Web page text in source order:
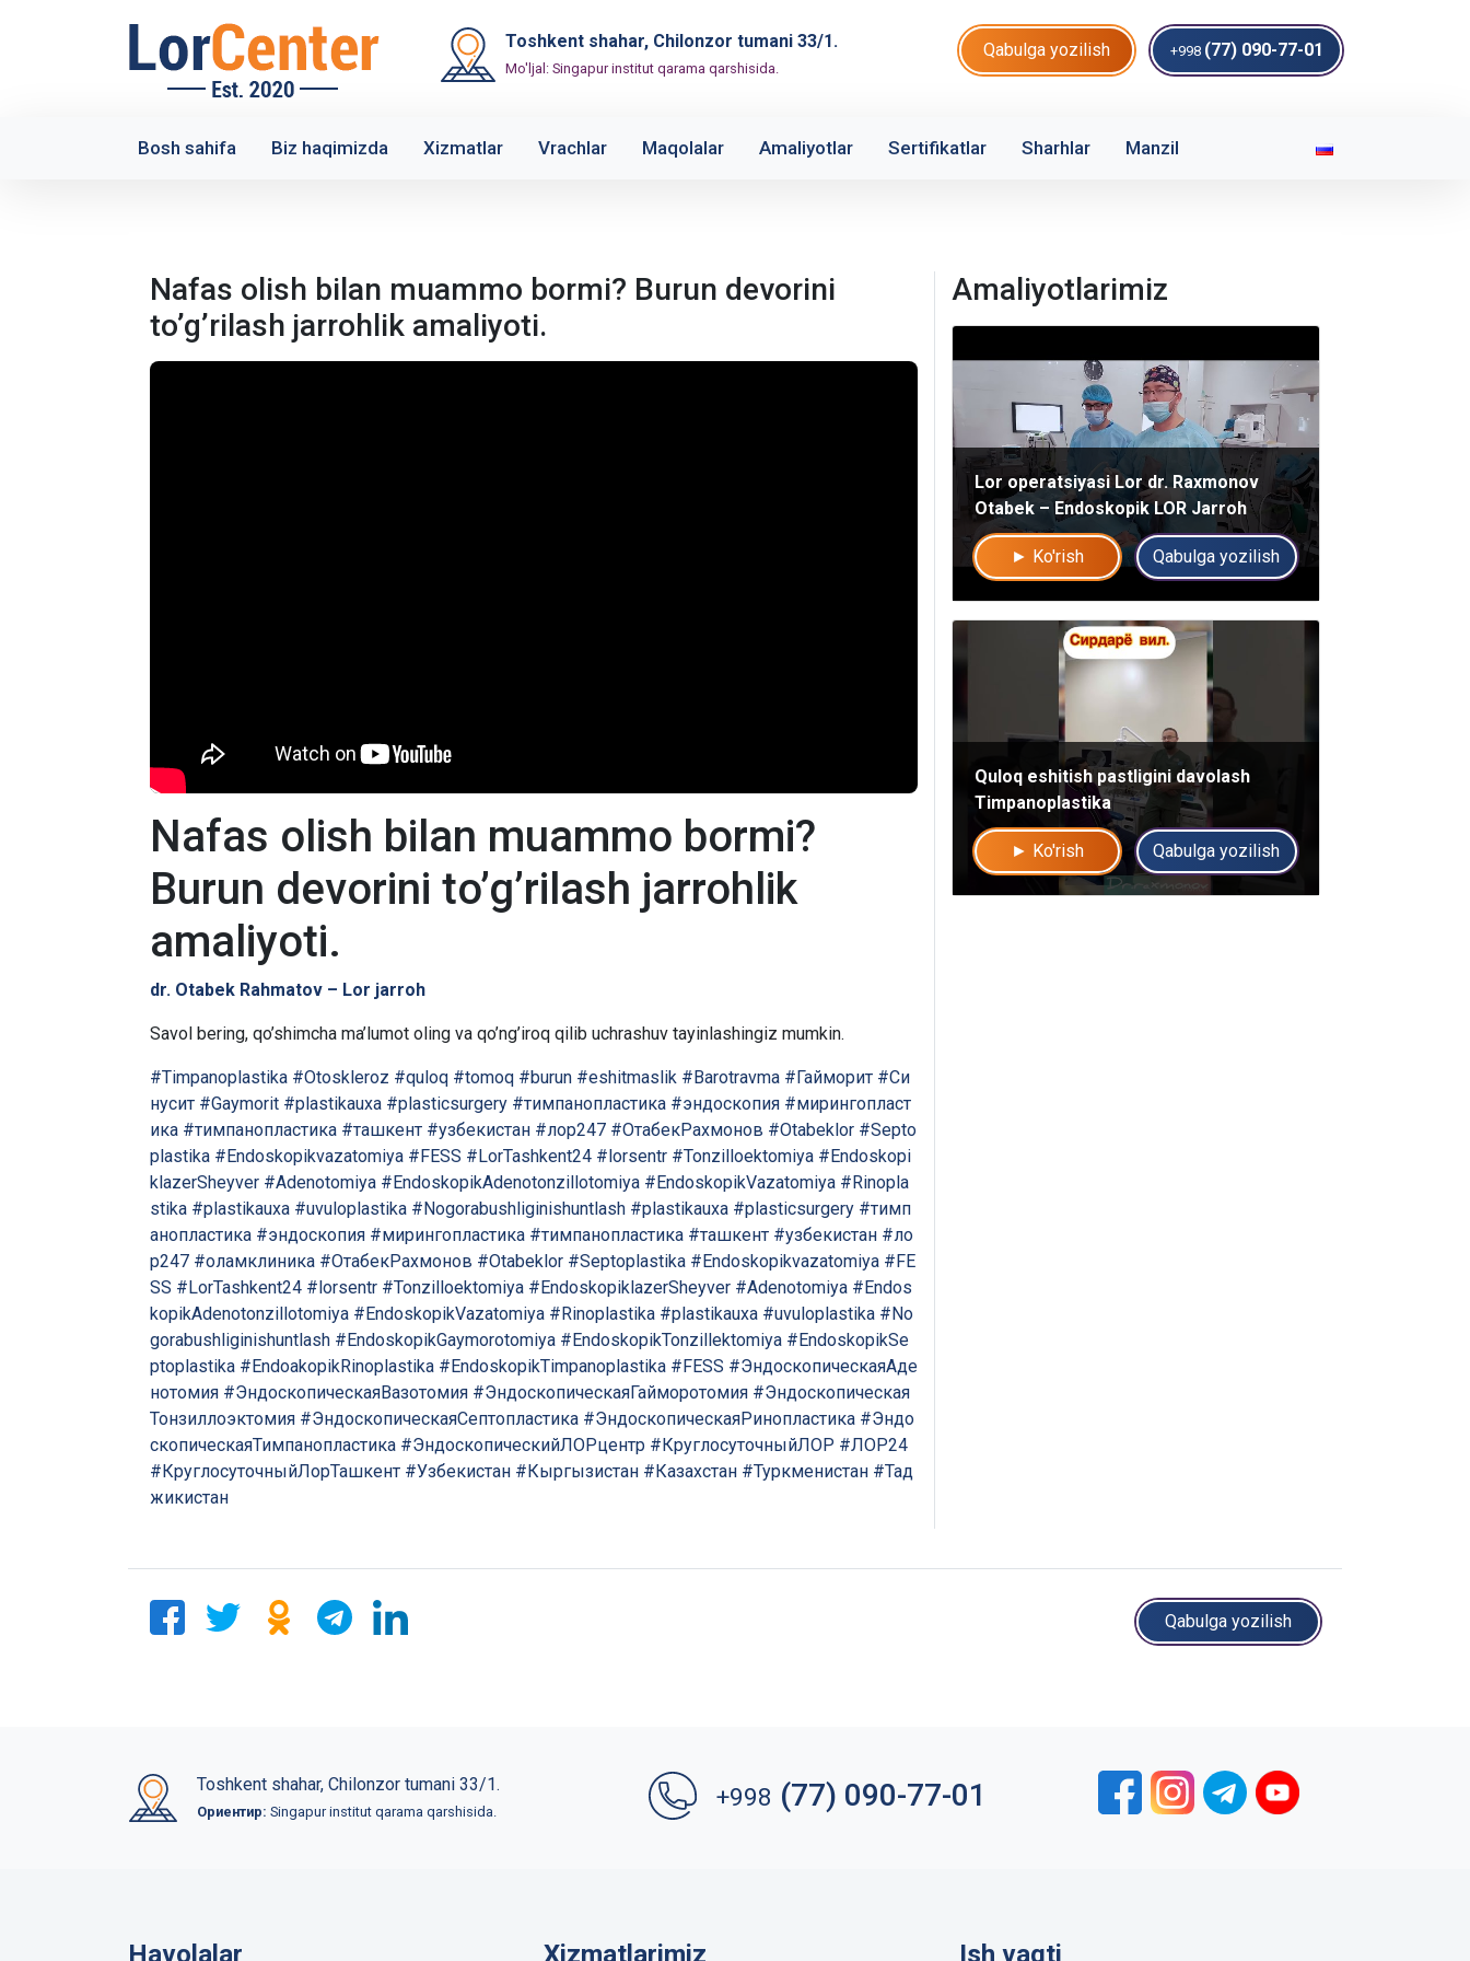
Toshkent shahar, Chilonzor tumani 33/1.
Mo'ljal: Singapur institut qarama qarshisida.
Qabulga yozilish +998 (77) 090-77-01
Bosh sahifa Biz haqimizda Xizmatlar Vrachlar Maqolalar Amaliyotlar Sertifikatlar Sharhlar Manzil
Nafas olish bilan muammo bormi? Burun devorini
to’g’rilash jarrohlik amaliyoti.
Nafas olish bilan muammo bormi?
Burun devorini to’g’rilash jarrohlik
amaliyoti.
dr. Otabek Rahmatov – Lor jarroh
Savol bering, qo’shimcha ma’lumot oling va qo’ng’iroq qilib uchrashuv tayinlashingiz mumkin.
#Timpanoplastika #Otoskleroz #quloq #tomoq #burun #eshitmaslik #Barotravma #Гайморит #Си
нусит #Gaymorit #plastikauxa #plasticsurgery #тимпанопластика #эндоскопия #мирингопласт
ика #тимпанопластика #ташкент #узбекистан #лор247 #ОтабекРахмонов #Otabeklor #Septo
plastika #Endoskopikvazatomiya #FESS #LorTashkent24 #lorsentr #Tonzilloektomiya #Endoskopi
klazerSheyver #Adenotomiya #EndoskopikAdenotonzillotomiya #EndoskopikVazatomiya #Rinopla
stika #plastikauxa #uvuloplastika #Nogorabushliginishuntlash #plastikauxa #plasticsurgery #тимп
анопластика #эндоскопия #мирингопластика #тимпанопластика #ташкент #узбекистан #ло
р247 #оламклиника #ОтабекРахмонов #Otabeklor #Septoplastika #Endoskopikvazatomiya #FE
SS #LorTashkent24 #lorsentr #Tonzilloektomiya #EndoskopiklazerSheyver #Adenotomiya #Endos
kopikAdenotonzillotomiya #EndoskopikVazatomiya #Rinoplastika #plastikauxa #uvuloplastika #No
gorabushliginishuntlash #EndoskopikGaymorotomiya #EndoskopikTonzillektomiya #EndoskopikSe
ptoplastika #EndoakopikRinoplastika #EndoskopikTimpanoplastika #FESS #ЭндоскопическаяАде
нотомия #ЭндоскопическаяВазотомия #ЭндоскопическаяГайморотомия #Эндоскопическая
Тонзиллоэктомия #ЭндоскопическаяСептопластика #ЭндоскопическаяРинопластика #Эндо
скопическаяТимпанопластика #ЭндоскопическийЛОРцентр #КруглосуточныйЛОР #ЛОР24
#КруглосуточныйЛорТашкент #Узбекистан #Кыргызистан #Казахстан #Туркменистан #Тад
жикистан
Amaliyotlarimiz
Lor operatsiyasi Lor dr. Raxmonov
Otabek – Endoskopik LOR Jarroh
► Ko'rish Qabulga yozilish
Quloq eshitish pastligini davolash
Timpanoplastika
► Ko'rish Qabulga yozilish
Qabulga yozilish
Toshkent shahar, Chilonzor tumani 33/1.
Ориентир: Singapur institut qarama qarshisida.
+998 (77) 090-77-01
Havolalar Xizmatlarimiz Ish vaqti
Bizning shifokorlarimiz sizga maslahat berishdan xursand bo'lishadi!
Mutaxassisga yozing yo'q rahmat